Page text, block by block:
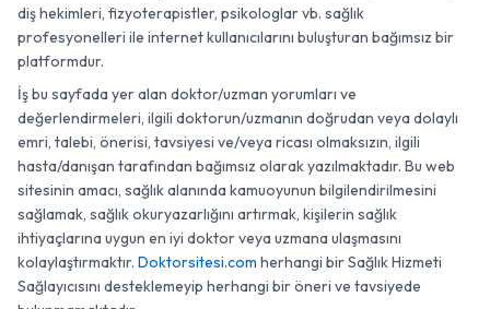
diş hekimleri, fizyoterapistler, psikologlar vb. sağlık
profesyonelleri ile internet kullanıcılarını buluşturan bağımsız bir
platformdur.
İş bu sayfada yer alan doktor/uzman yorumları ve
değerlendirmeleri, ilgili doktorun/uzmanın doğrudan veya dolaylı
emri, talebi, önerisi, tavsiyesi ve/veya ricası olmaksızın, ilgili
hasta/danışan tarafından bağımsız olarak yazılmaktadır. Bu web
sitesinin amacı, sağlık alanında kamuoyunun bilgilendirilmesini
sağlamak, sağlık okuryazarlığını artırmak, kişilerin sağlık
ihtiyaçlarına uygun en iyi doktor veya uzmana ulaşmasını
kolaylaştırmaktır. Doktorsitesi.com herhangi bir Sağlık Hizmeti
Sağlayıcısını desteklemeyip herhangi bir öneri ve tavsiyede